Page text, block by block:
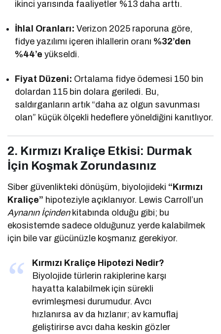
ikinci yarısında faaliyetler %13 daha arttı.
İhlal Oranları: Verizon 2025 raporuna göre,
fidye yazılımı içeren ihlallerin oranı %32’den
%44’e yükseldi.
Fiyat Düzeni: Ortalama fidye ödemesi 150 bin
dolardan 115 bin dolara geriledi. Bu,
saldırganların artık “daha az olgun savunması
olan” küçük ölçekli hedeflere yöneldiğini kanıtlıyor.
2. Kırmızı Kraliçe Etkisi: Durmak
İçin Koşmak Zorundasınız
Siber güvenlikteki dönüşüm, biyolojideki “Kırmızı
Kraliçe” hipoteziyle açıklanıyor. Lewis Carroll’un
Aynanın İçindenkitabında olduğu gibi; bu
ekosistemde sadece olduğunuz yerde kalabilmek
için bile var gücünüzle koşmanız gerekiyor.
Kırmızı Kraliçe Hipotezi Nedir?
Biyolojide türlerin rakiplerine karşı
hayatta kalabilmek için sürekli
evrimleşmesi durumudur. Avcı
hızlanırsa av da hızlanır; av kamuflaj
geliştirirse avcı daha keskin gözler